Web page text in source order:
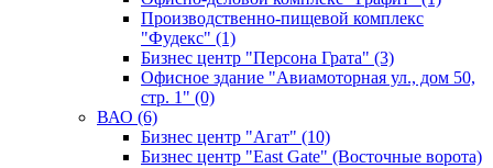
Производственно-пищевой комплекс
"Фудекс" (1)
Бизнес центр "Персона Грата" (3)
Офисное здание "Авиамоторная ул., дом 50,
стр. 1" (0)
ВАО (6)
Бизнес центр "Агат" (10)
Бизнес центр "East Gate" (Восточные ворота)